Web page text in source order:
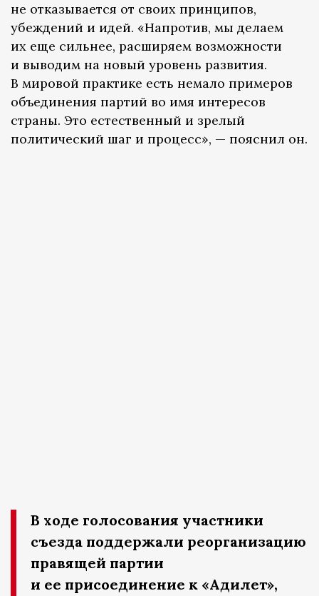
не отказывается от своих принципов,
убеждений и идей. «Напротив, мы делаем
их еще сильнее, расширяем возможности
и выводим на новый уровень развития.
В мировой практике есть немало примеров
объединения партий во имя интересов
страны. Это естественный и зрелый
политический шаг и процесс», — пояснил он.
В ходе голосования участники
съезда поддержали реорганизацию
правящей партии
и ее присоединение к «Адилет»,